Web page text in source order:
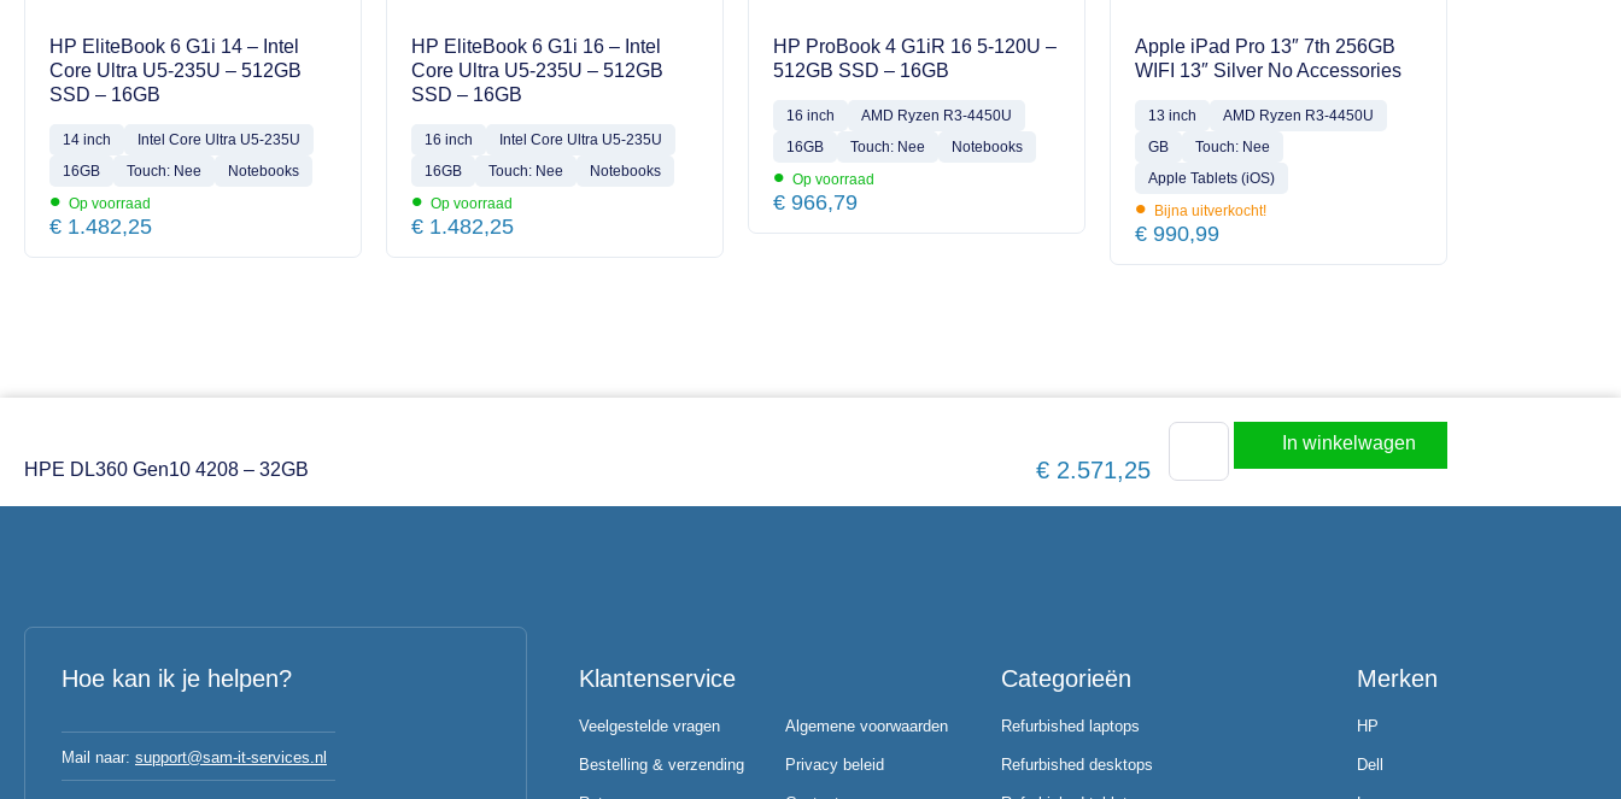
HP EliteBook 6 G1i 14 – Intel
Core Ultra U5-235U – 512GB
SSD – 16GB
14 inch
Intel Core Ultra U5-235U
16GB
Touch: Nee Notebooks
• Op voorraad
€ 1.482,25
HP EliteBook 6 G1i 16 – Intel
Core Ultra U5-235U – 512GB
SSD – 16GB
16 inch
Intel Core Ultra U5-235U
16GB
Touch: Nee Notebooks
• Op voorraad
€ 1.482,25
HP ProBook 4 G1iR 16 5-120U –
512GB SSD – 16GB
16 inch
AMD Ryzen R3-4450U
16GB
Touch: Nee Notebooks
• Op voorraad
€ 966,79
Apple iPad Pro 13″ 7th 256GB
WIFI 13″ Silver No Accessories
13 inch
AMD Ryzen R3-4450U
GB
Touch: Nee
Apple Tablets (iOS)
• Bijna uitverkocht!
€ 990,99
HPE DL360 Gen10 4208 – 32GB € 2.571,25
In winkelwagen
Hoe kan ik je helpen?
Mail naar: support@sam-it-services.nl
Klantenservice
Veelgestelde vragen
Bestelling & verzending
Algemene voorwaarden
Privacy beleid
Categorieën
Refurbished laptops
Refurbished desktops
Merken
HP
Dell